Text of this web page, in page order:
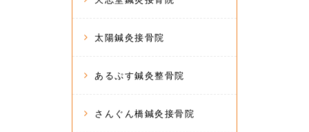
太陽鍼灸接骨院
あるぷす鍼灸整骨院
さんぐん橋鍼灸接骨院